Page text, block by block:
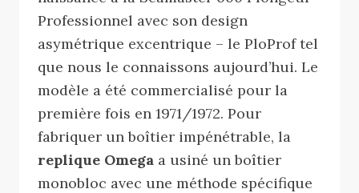
Professionnel avec son design
asymétrique excentrique – le PloProf tel
que nous le connaissons aujourd’hui. Le
modèle a été commercialisé pour la
première fois en 1971/1972. Pour
fabriquer un boîtier impénétrable, la
replique Omega a usiné un boîtier
monobloc avec une méthode spécifique